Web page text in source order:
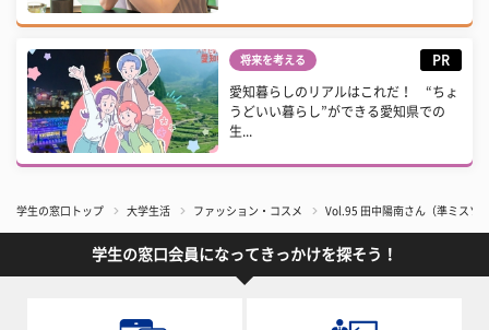
将来を考える PR
愛知暮らしのリアルはこれだ！ “ちょ
うどいい暮らし”ができる愛知県での
生...
学生の窓口トップ 大学生活 ファッション・コスメ Vol.95 田中陽南さん（準ミスソ
学生の窓口会員になってきっかけを探そう！